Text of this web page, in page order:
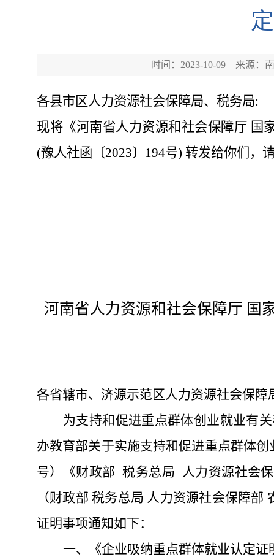
时间：2023-10-09 来源：
各县市区人力资源社会保障局、税务局:
现将《河南省人力资源和社会保障厅 国
(豫人社函 〔2023〕 194号) 转发给你们，
河南省人力资源和社会保障厅 国
各省辖市、济源示范区人力资源社会保障
为支持和促进重点群体创业就业有
办教育部关于实施支持和促进重点群体
号）《财政部 税务总局 人力资源社会
（财政部 税务总局 人力资源社会保障
证明事项通知如下：
一、《企业吸纳重点群体就业认定证